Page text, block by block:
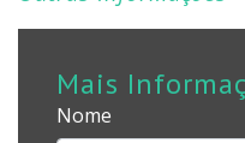
Mais
Nome